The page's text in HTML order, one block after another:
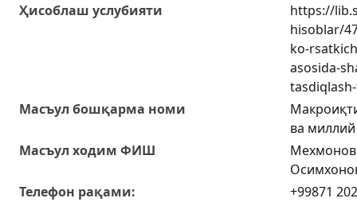
Ҳисоблаш услубияти
https://
hisoblar/
ko-
asosida-
Масъул бошқарма номи
ва
Масъул ходим ФИШ
Телефон рақами:
+99871